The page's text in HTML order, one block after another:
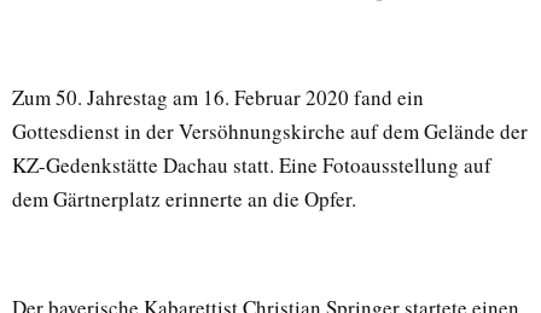
Zum 50. Jahrestag am 16. Februar 2020 fand ein
Gottesdienst in der Versöhnungskirche auf dem Gelände der
KZ-Gedenkstätte Dachau statt. Eine Fotoausstellung auf
dem Gärtnerplatz erinnerte an die Opfer.
Der bayerische Kabarettist Christian Springer startete einen